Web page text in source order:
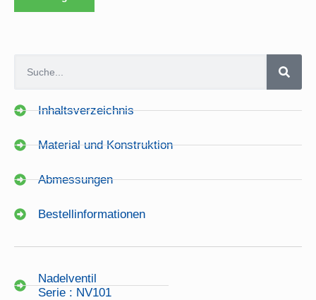
Inhaltsverzeichnis
Material und Konstruktion
Abmessungen
Bestellinformationen
Nadelventil
Serie : NV101